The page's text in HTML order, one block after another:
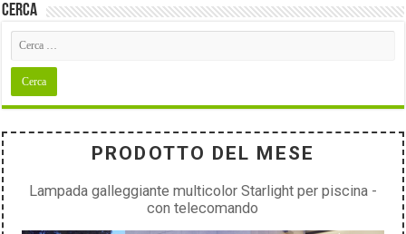
Cerca
PRODOTTO DEL MESE
Lampada galleggiante multicolor Starlight per piscina -
con telecomando